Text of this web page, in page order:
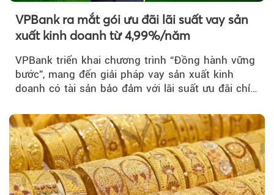
VPBank ra mắt gói ưu đãi lãi suất vay sản
xuất kinh doanh từ 4,99%/năm
VPBank triển khai chương trình “Đồng hành vững
bước”, mang đến giải pháp vay sản xuất kinh
doanh có tài sản bảo đảm với lãi suất ưu đãi chỉ